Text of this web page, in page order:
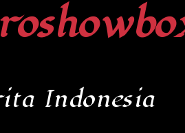
Indonesia